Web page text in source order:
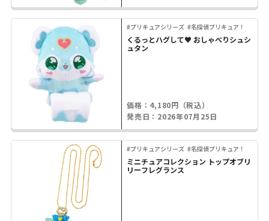
#プリキュアシリーズ #名探偵プリキュア！
くるっとハグして♥ おしゃべりシュシ
ュタン
価格：4,180円（税込）
発売日：2026年07月25日
#プリキュアシリーズ #名探偵プリキュア！
ミニチュアコレクション トップオブリ
リーフレグランス